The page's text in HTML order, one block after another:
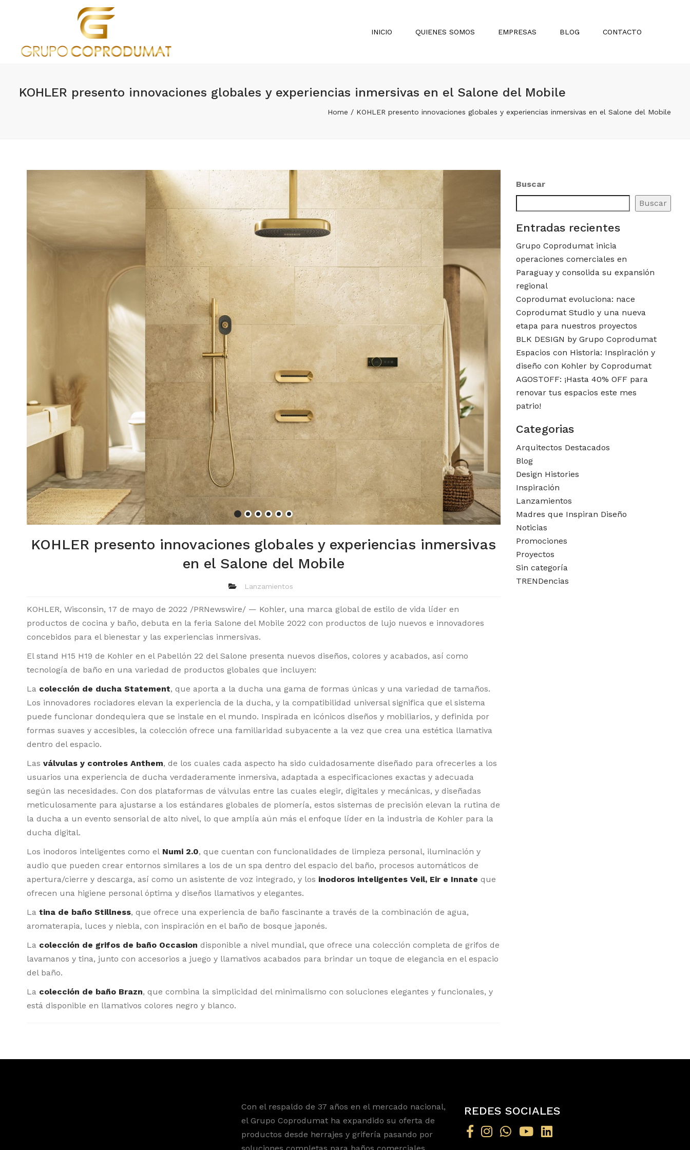
INICIO QUIENES SOMOS EMPRESAS BLOG
TRENDencias
Design Histories
Noticias
CONTACTO
KOHLER presento innovaciones globales y experiencias inmersivas en el Salone del Mobile
Home KOHLER presento innovaciones globales y experiencias inmersivas en el Salone del Mobile
KOHLER presento innovaciones globales y experiencias inmersivas
en el Salone del Mobile
Lanzamientos
KOHLER, Wisconsin, 17 de mayo de 2022 /PRNewswire/ — Kohler, una marca global de estilo de vida líder en
productos de cocina y baño, debuta en la feria Salone del Mobile 2022 con productos de lujo nuevos e innovadores
concebidos para el bienestar y las experiencias inmersivas.
El stand H15 H19 de Kohler en el Pabellón 22 del Salone presenta nuevos diseños, colores y acabados, así como
tecnología de baño en una variedad de productos globales que incluyen:
La colección de ducha Statement, que aporta a la ducha una gama de formas únicas y una variedad de tamaños.
Los innovadores rociadores elevan la experiencia de la ducha, y la compatibilidad universal significa que el sistema
puede funcionar dondequiera que se instale en el mundo. Inspirada en icónicos diseños y mobiliarios, y definida por
formas suaves y accesibles, la colección ofrece una familiaridad subyacente a la vez que crea una estética llamativa
dentro del espacio.
Las válvulas y controles Anthem, de los cuales cada aspecto ha sido cuidadosamente diseñado para ofrecerles a los
usuarios una experiencia de ducha verdaderamente inmersiva, adaptada a especificaciones exactas y adecuada
según las necesidades. Con dos plataformas de válvulas entre las cuales elegir, digitales y mecánicas, y diseñadas
meticulosamente para ajustarse a los estándares globales de plomería, estos sistemas de precisión elevan la rutina de
la ducha a un evento sensorial de alto nivel, lo que amplía aún más el enfoque líder en la industria de Kohler para la
ducha digital.
Los inodoros inteligentes como el Numi 2.0, que cuentan con funcionalidades de limpieza personal, iluminación y
audio que pueden crear entornos similares a los de un spa dentro del espacio del baño, procesos automáticos de
apertura/cierre y descarga, así como un asistente de voz integrado, y los inodoros inteligentes Veil, Eir e Innate que
ofrecen una higiene personal óptima y diseños llamativos y elegantes.
La tina de baño Stillness, que ofrece una experiencia de baño fascinante a través de la combinación de agua,
aromaterapia, luces y niebla, con inspiración en el baño de bosque japonés.
La colección de grifos de baño Occasion disponible a nivel mundial, que ofrece una colección completa de grifos de
lavamanos y tina, junto con accesorios a juego y llamativos acabados para brindar un toque de elegancia en el espacio
del baño.
La colección de baño Brazn, que combina la simplicidad del minimalismo con soluciones elegantes y funcionales, y
está disponible en llamativos colores negro y blanco.
Buscar
Buscar
Entradas recientes
Grupo Coprodumat inicia
operaciones comerciales en
Paraguay y consolida su expansión
regional
Coprodumat evoluciona: nace
Coprodumat Studio y una nueva
etapa para nuestros proyectos
BLK DESIGN by Grupo Coprodumat
Espacios con Historia: Inspiración y
diseño con Kohler by Coprodumat
AGOSTOFF: ¡Hasta 40% OFF para
renovar tus espacios este mes
patrio!
Categorias
Arquitectos Destacados
Blog
Design Histories
Inspiración
Lanzamientos
Madres que Inspiran Diseño
Noticias
Promociones
Proyectos
Sin categoría
TRENDencias
Con el respaldo de 37 años en el mercado nacional,
el Grupo Coprodumat ha expandido su oferta de
productos desde herrajes y grifería pasando por
REDES SOCIALES